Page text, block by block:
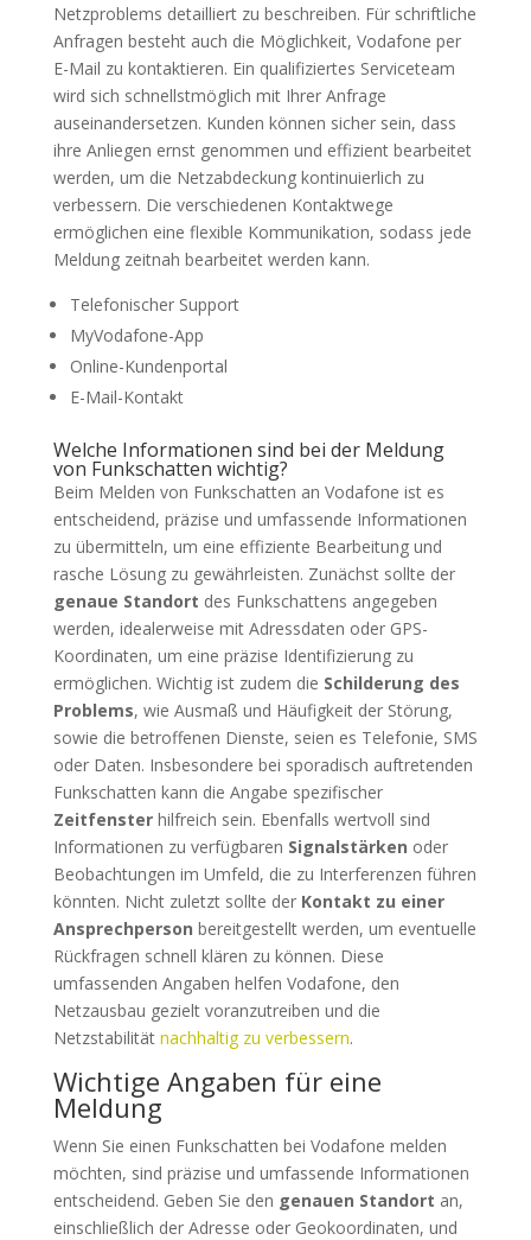
Netzproblems detailliert zu beschreiben. Für schriftliche
Anfragen besteht auch die Möglichkeit, Vodafone per
E-Mail zu kontaktieren. Ein qualifiziertes Serviceteam
wird sich schnellstmöglich mit Ihrer Anfrage
auseinandersetzen. Kunden können sicher sein, dass
ihre Anliegen ernst genommen und effizient bearbeitet
werden, um die Netzabdeckung kontinuierlich zu
verbessern. Die verschiedenen Kontaktwege
ermöglichen eine flexible Kommunikation, sodass jede
Meldung zeitnah bearbeitet werden kann.
Telefonischer Support
MyVodafone-App
Online-Kundenportal
E-Mail-Kontakt
Welche Informationen sind bei der Meldung
von Funkschatten wichtig?
Beim Melden von Funkschatten an Vodafone ist es
entscheidend, präzise und umfassende Informationen
zu übermitteln, um eine effiziente Bearbeitung und
rasche Lösung zu gewährleisten. Zunächst sollte der
genaue Standort des Funkschattens angegeben
werden, idealerweise mit Adressdaten oder GPS-
Koordinaten, um eine präzise Identifizierung zu
ermöglichen. Wichtig ist zudem die Schilderung des
Problems, wie Ausmaß und Häufigkeit der Störung,
sowie die betroffenen Dienste, seien es Telefonie, SMS
oder Daten. Insbesondere bei sporadisch auftretenden
Funkschatten kann die Angabe spezifischer
Zeitfensterhilfreich sein. Ebenfalls wertvoll sind
Informationen zu verfügbaren Signalstärken oder
Beobachtungen im Umfeld, die zu Interferenzen führen
könnten. Nicht zuletzt sollte der Kontakt zu einer
Ansprechperson bereitgestellt werden, um eventuelle
Rückfragen schnell klären zu können. Diese
umfassenden Angaben helfen Vodafone, den
Netzausbau gezielt voranzutreiben und die
Netzstabilität nachhaltig zu verbessern.
Wichtige Angaben für eine
Meldung
Wenn Sie einen Funkschatten bei Vodafone melden
möchten, sind präzise und umfassende Informationen
entscheidend. Geben Sie den genauen Standort an,
einschließlich der Adresse oder Geokoordinaten, und